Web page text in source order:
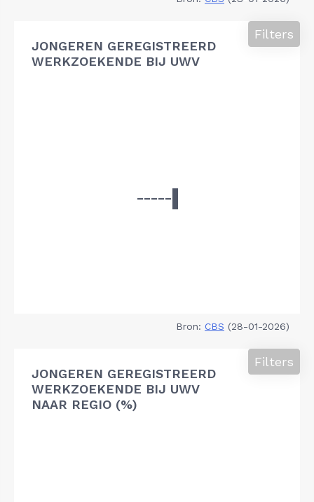
JONGEREN GEREGISTREERD
WERKZOEKENDE BIJ UWV
Filters
Bron: CBS (28-01-2026)
JONGEREN GEREGISTREERD
WERKZOEKENDE BIJ UWV
NAAR REGIO (%)
Filters